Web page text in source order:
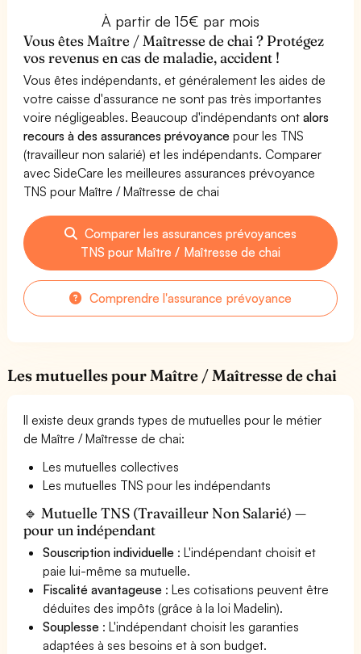
À partir de 15€ par mois
Vous êtes Maître / Maîtresse de chai ? Protégez
vos revenus en cas de maladie, accident !
Vous êtes indépendants, et généralement les aides de
votre caisse d'assurance ne sont pas très importantes
voire négligeables. Beaucoup d'indépendants ontalors
recours à des assurances prévoyance pour les TNS
(travailleur non salarié) et les indépendants. Comparer
avec SideCare les meilleures assurances prévoyance
TNS pour Maître / Maîtresse de chai
Comparer les assurances prévoyances
TNS pour Maître / Maîtresse de chai
Comprendre l'assurance prévoyance
Les mutuelles pour Maître / Maîtresse de chai
Il existe deux grands types de mutuelles pour le métier
de Maître / Maîtresse de chai:
Les mutuelles collectives
Les mutuelles TNS pour les indépendants
🔹 Mutuelle TNS (Travailleur Non Salarié) —
pour un indépendant
Souscription individuelle : L'indépendant choisit et
paie lui-même sa mutuelle.
Fiscalité avantageuse : Les cotisations peuvent être
déduites des impôts (grâce à la loi Madelin).
Souplesse : L'indépendant choisit les garanties
adaptées à ses besoins et à son budget.